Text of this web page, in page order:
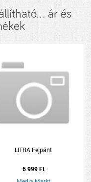
ár és
LITRA Fejpánt
6 999 Ft